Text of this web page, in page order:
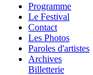
Programme
Le Festival
Contact
Les Photos
Paroles d'artistes
Archives
Billetterie